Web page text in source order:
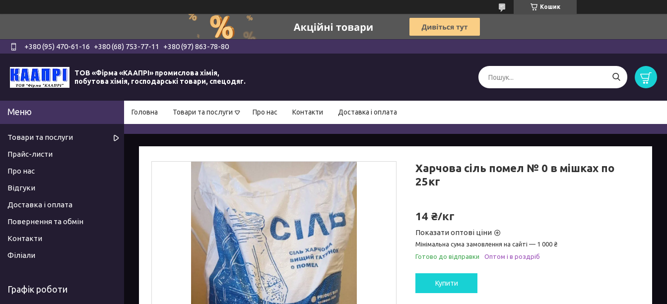
Кошик
+380 (95) 470-61-16 +380 (68) 753-77-11 +380 (97) 863-78-80
ТОВ «Фірма «КААПРІ» промислова хімія,
побутова хімія, господарські товари, спецодяг.
Головна Товари та послуги Про нас Контакти Доставка і оплата
Харчова сіль помел № 0 в мішках по
25кг
14 ₴/кг
Показати оптові ціни
Мінімальна сума замовлення на сайті — 1 000 ₴
Готово до відправки
Оптом і в роздріб
Купити
Товари та послуги
Прайс-листи
Про нас
Відгуки
Доставка і оплата
Повернення та обмін
Контакти
Філіали
Графік роботи